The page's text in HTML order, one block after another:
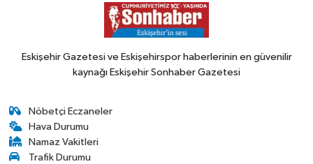
Eskişehir Gazetesi ve Eskişehirspor haberlerinin en güvenilir
kaynağı Eskişehir Sonhaber Gazetesi
Nöbetçi Eczaneler
Hava Durumu
Namaz Vakitleri
Trafik Durumu